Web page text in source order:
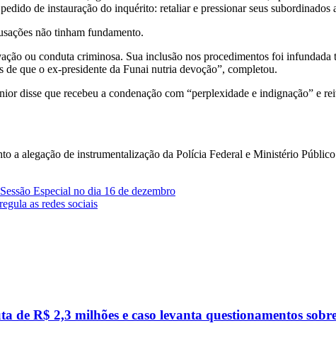
de instauração do inquérito: retaliar e pressionar seus
não tinham fundamento.
ou conduta criminosa. Sua inclusão nos procedimentos foi
que o ex-presidente da Funai nutria devoção”, completou.
disse que recebeu a condenação com “perplexidade e indignação” e
a alegação de instrumentalização da Polícia Federal e Ministério
Especial no dia 16 de dezembro
as redes sociais
de R$ 2,3 milhões e caso levanta questionamentos